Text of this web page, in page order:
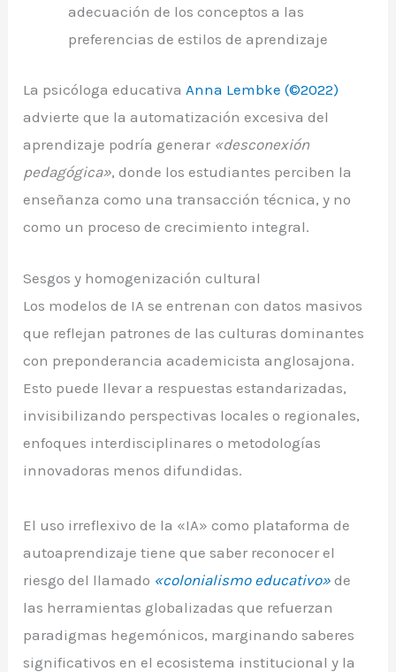
adecuación de los conceptos a las
preferencias de estilos de aprendizaje
La psicóloga educativa Anna Lembke (©2022)
advierte que la automatización excesiva del
aprendizaje podría generar «desconexión
pedagógica», donde los estudiantes perciben la
enseñanza como una transacción técnica, y no
como un proceso de crecimiento integral.
Sesgos y homogenización cultural
Los modelos de IA se entrenan con datos masivos
que reflejan patrones de las culturas dominantes
con preponderancia academicista anglosajona.
Esto puede llevar a respuestas estandarizadas,
invisibilizando perspectivas locales o regionales,
enfoques interdisciplinares o metodologías
innovadoras menos difundidas.
El uso irreflexivo de la «IA» como plataforma de
autoaprendizaje tiene que saber reconocer el
riesgo del llamado «colonialismo educativo» de
las herramientas globalizadas que refuerzan
paradigmas hegemónicos, marginando saberes
significativos en el ecosistema institucional y la